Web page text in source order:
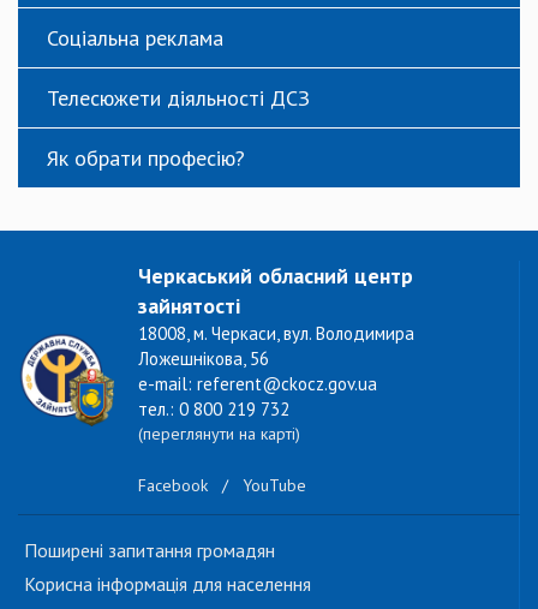
Соціальна реклама
Телесюжети діяльності ДСЗ
Як обрати професію?
Черкаський обласний центр
зайнятості
18008, м. Черкаси, вул. Володимира
Ложешнікова, 56
e-mail: referent@ckocz.gov.ua
тел.: 0 800 219 732
(переглянути на карті)
Facebook / YouTube
Поширені запитання громадян
Корисна інформація для населення